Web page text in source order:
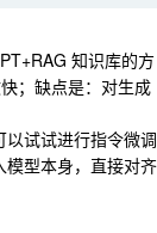
知识库的方
；缺点是：对生成
试试进行指令微调
型本身，直接对齐